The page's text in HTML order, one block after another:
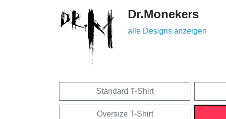
Dr.Monekers
alle Designs anzeigen
Standard T-Shirt
Oversize T-Shirt